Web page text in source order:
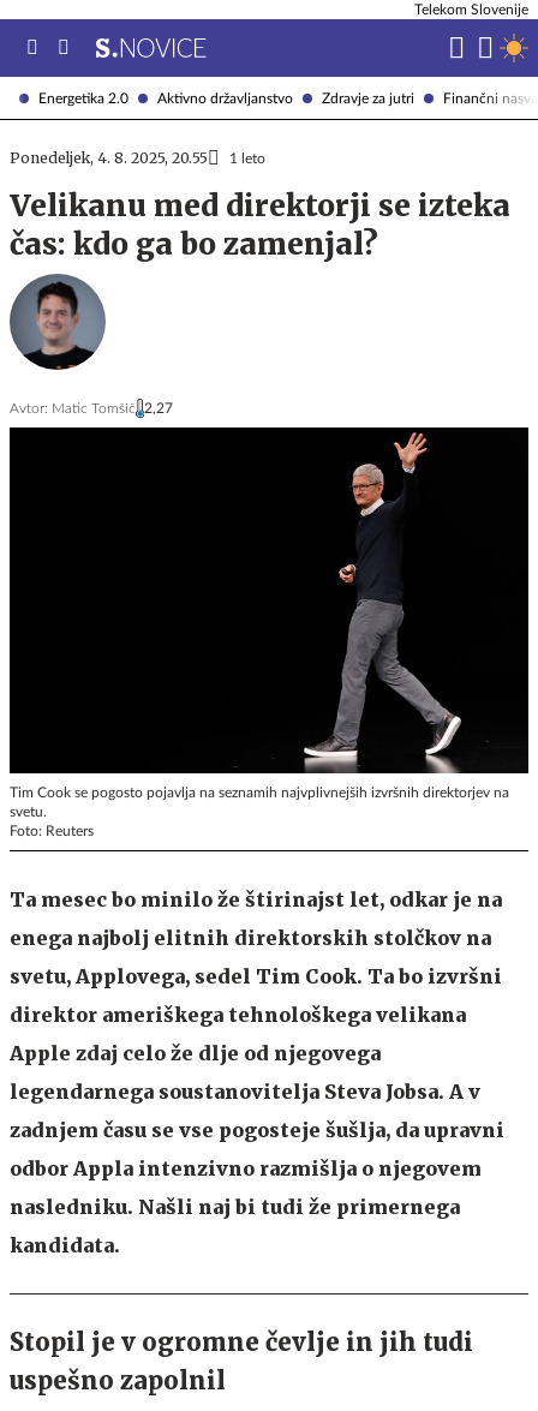
Energetika 2.0 Aktivno državljanstvo Zdravje za jutri Finančni
Telekom Slovenije
Ponedeljek, 4. 8. 2025, 20.55 1 leto
Velikanu med direktorji se izteka
čas: kdo ga bo zamenjal?
Avtor: Matic Tomšič 2,27
Tim Cook se pogosto pojavlja na seznamih najvplivnejših izvršnih direktorjev na
svetu.
Foto: Reuters
Ta mesec bo minilo že štirinajst let, odkar je na
enega najbolj elitnih direktorskih stolčkov na
svetu, Applovega, sedel Tim Cook. Ta bo izvršni
direktor ameriškega tehnološkega velikana
Apple zdaj celo že dlje od njegovega
legendarnega soustanovitelja Steva Jobsa. A v
zadnjem času se vse pogosteje šušlja, da upravni
odbor Appla intenzivno razmišlja o njegovem
nasledniku. Našli naj bi tudi že primernega
kandidata.
Stopil je v ogromne čevlje in jih tudi
uspešno zapolnil